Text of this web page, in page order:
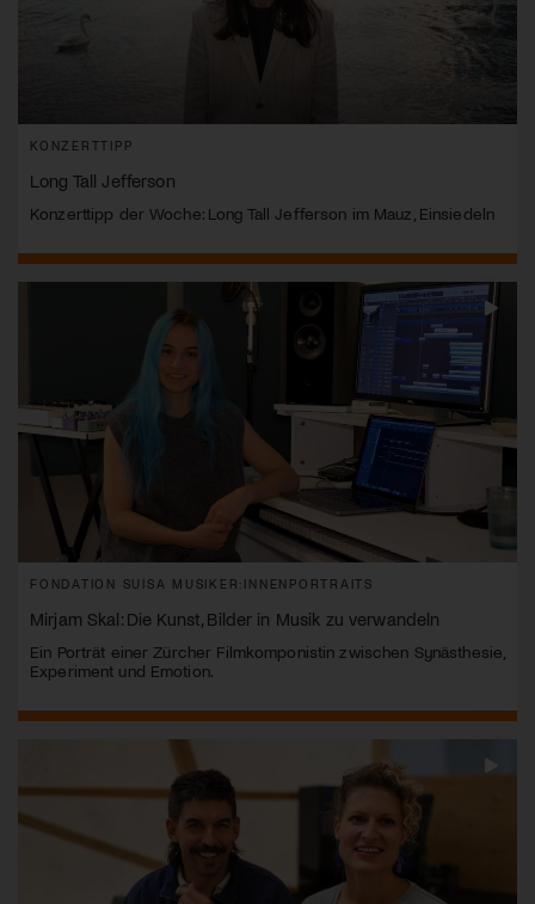
KONZERTTIPP
Long Tall Jefferson
Konzerttipp der Woche: Long Tall Jefferson im Mauz, Einsiedeln
FONDATION SUISA MUSIKER:INNENPORTRAITS
Mirjam Skal: Die Kunst, Bilder in Musik zu verwandeln
Ein Porträt einer Zürcher Filmkomponistin zwischen Synästhesie,
Experiment und Emotion.